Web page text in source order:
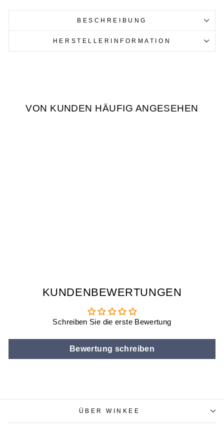
BESCHREIBUNG
HERSTELLERINFORMATION
VON KUNDEN HÄUFIG ANGESEHEN
KUNDENBEWERTUNGEN
Schreiben Sie die erste Bewertung
Bewertung schreiben
ÜBER WINKEE